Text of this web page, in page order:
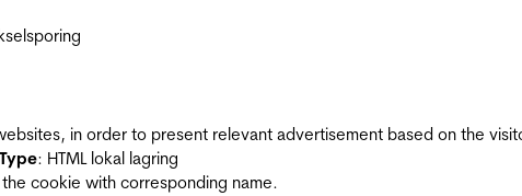
in order to present relevant advertisement based on the
Type: HTML lokal lagring
cookie with corresponding name.